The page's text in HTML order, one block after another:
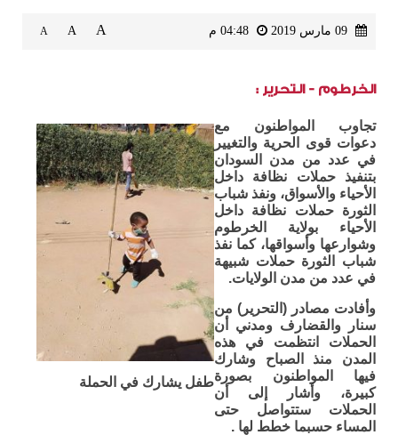
A
A
A
الخرطوم - التحرير :
طفل يشارك في الحملة
تجاوب المواطنون مع
دعوات قوى الحرية والتغيير
في عدد من مدن السودان
بتنفيذ حملات نظافة داخل
الأحياء والأسواق، ونفذ شباب
الثورة حملات نظافة داخل
الأحياء بولاية الخرطوم
وشوارعها وأسواقها، كما نفذ
شباب الثورة حملات شبيهة
في عدد من مدن الولايات.
وأفادت مصادر (التحرير) من
سنار والقضارف ومدني أن
الحملات انتظمت في هذه
المدن منذ الصباح وشارك
فيها المواطنون بصورة
كبيرة، وأشار إلى أن
الحملات ستتواصل حتى
المساء حسبما خطط لها .